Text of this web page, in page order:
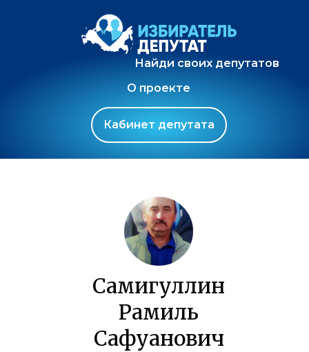
Найди своих депутатов
О проекте
Кабинет депутата
Самигуллин
Рамиль
Сафуанович